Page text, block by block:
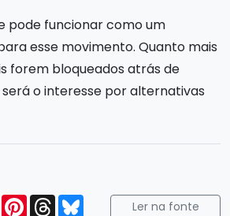
pode funcionar como um
esse movimento. Quanto mais
forem bloqueados atrás de
o interesse por alternativas
TwitterPinterest
ThreadsBlueskyLer na fonte